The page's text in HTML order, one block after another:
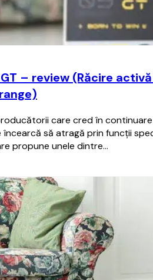
GT – review (Răcire
care cred în
încearcă să atragă prin funcții
propune unele dintre…